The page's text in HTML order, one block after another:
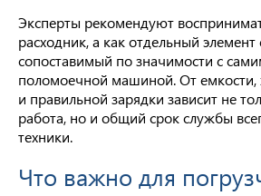
Эксперты рекомендуют
расходник, а как отдельный элемент
сопоставимый по значимости с
поломоечной машиной. От емкости,
и правильной зарядки зависит не
работа, но и общий срок службы
техники.
Что важно для